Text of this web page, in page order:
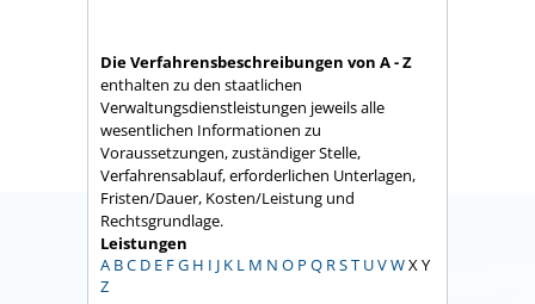
Die Verfahrensbeschreibungen von A - Z
enthalten zu den staatlichen
Verwaltungsdienstleistungen jeweils alle
wesentlichen Informationen zu
Voraussetzungen, zuständiger Stelle,
Verfahrensablauf, erforderlichen Unterlagen,
Fristen/Dauer, Kosten/Leistung und
Rechtsgrundlage.
Leistungen
A BC D E FG H I J K L M N O P Q RST UVWX Y
Z